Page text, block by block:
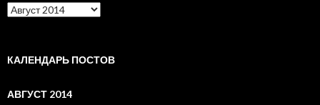
Архив
по
КАЛЕНДАРЬ ПОСТОВ
АВГУСТ 2014